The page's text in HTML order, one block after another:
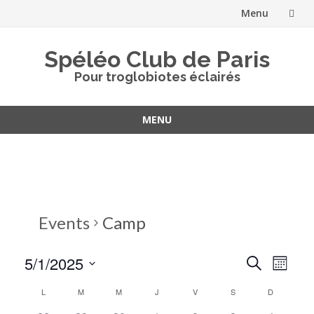
Menu
Spéléo Club de Paris
Pour troglobiotes éclairés
MENU
Events
Camp
Events
Search
and
Search
Mois
5/1/2025
date.
Calendar
L M M J V S D